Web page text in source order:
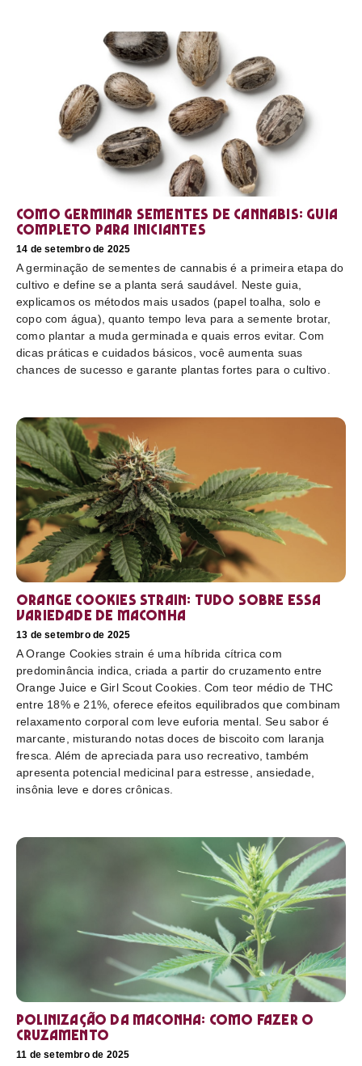
Como germinar sementes de cannabis: guia
completo para iniciantes
14 de setembro de 2025
A germinação de sementes de cannabis é a primeira etapa do
cultivo e define se a planta será saudável. Neste guia,
explicamos os métodos mais usados (papel toalha, solo e
copo com água), quanto tempo leva para a semente brotar,
como plantar a muda germinada e quais erros evitar. Com
dicas práticas e cuidados básicos, você aumenta suas
chances de sucesso e garante plantas fortes para o cultivo.
Orange Cookies strain: tudo sobre essa
variedade de maconha
13 de setembro de 2025
A Orange Cookies strain é uma híbrida cítrica com
predominância indica, criada a partir do cruzamento entre
Orange Juice e Girl Scout Cookies. Com teor médio de THC
entre 18% e 21%, oferece efeitos equilibrados que combinam
relaxamento corporal com leve euforia mental. Seu sabor é
marcante, misturando notas doces de biscoito com laranja
fresca. Além de apreciada para uso recreativo, também
apresenta potencial medicinal para estresse, ansiedade,
insônia leve e dores crônicas.
Polinização da maconha: como fazer o
cruzamento
11 de setembro de 2025